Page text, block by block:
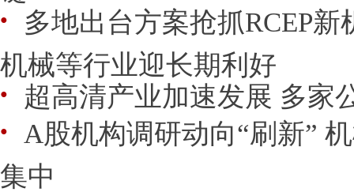
● 多地出台方案抢抓RCEP
机械等行业迎长期利好
● 超高清产业加速发展 多家
● A股机构调研动向“刷新”
集中